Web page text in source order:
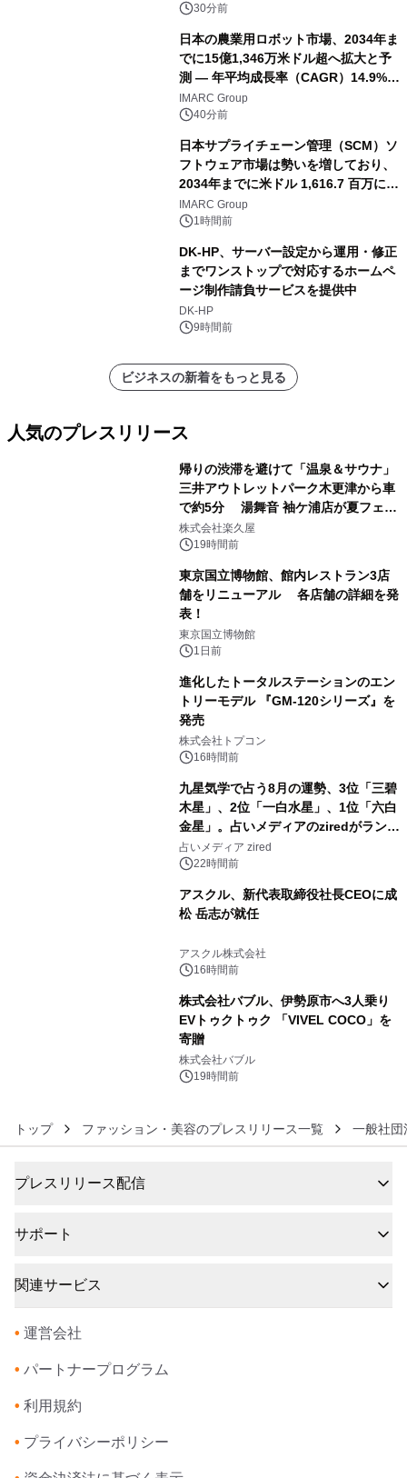
30分前
日本の農業用ロボット市場、2034年ま
でに15億1,346万米ドル超へ拡大と予
測 ― 年平均成長率（CAGR）14.9%を
記録
IMARC Group
40分前
日本サプライチェーン管理（SCM）ソ
フトウェア市場は勢いを増しており、
2034年までに米ドル 1,616.7 百万に達
し、CAGR 3.42%で成長すると予測
IMARC Group
1時間前
DK-HP、サーバー設定から運用・修正
までワンストップで対応するホームペ
ージ制作請負サービスを提供中
DK-HP
9時間前
ビジネスの新着をもっと見る
人気のプレスリリース
帰りの渋滞を避けて「温泉＆サウナ」
三井アウトレットパーク木更津から車
で約5分 湯舞音 袖ケ浦店が夏フェア
メニューを提供
株式会社楽久屋
19時間前
東京国立博物館、館内レストラン3店
舗をリニューアル 各店舗の詳細を発
表！
東京国立博物館
1日前
進化したトータルステーションのエン
トリーモデル 『GM-120シリーズ』を
発売
株式会社トプコン
16時間前
九星気学で占う8月の運勢、3位「三碧
木星」、2位「一白水星」、1位「六白
金星」。占いメディアのziredがランキ
ングを発表
占いメディア zired
22時間前
アスクル、新代表取締役社長CEOに成
松 岳志が就任
アスクル株式会社
16時間前
株式会社バブル、伊勢原市へ3人乗り
EVトゥクトゥク 「VIVEL COCO」を
寄贈
株式会社バブル
19時間前
トップ ファッション・美容のプレスリリース一覧 一般社団
プレスリリース配信
サポート
関連サービス
• 運営会社
• パートナープログラム
• 利用規約
• プライバシーポリシー